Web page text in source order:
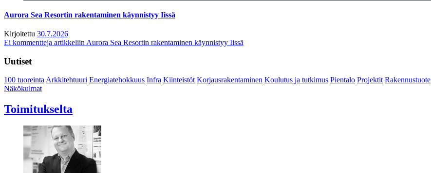
Aurora Sea Resortin rakentaminen käynnistyy Iissä
Kirjoitettu 30.7.2026
Ei kommentteja artikkeliin Aurora Sea Resortin rakentaminen käynnistyy Iissä
Uutiset
100 tuoreintaArkkitehtuuri Energiatehokkuus Infra Kiinteistöt Korjausrakentaminen Koulutus ja tutkimus Pientalo Projektit Rakennustuote
Näkökulmat
Toimitukselta